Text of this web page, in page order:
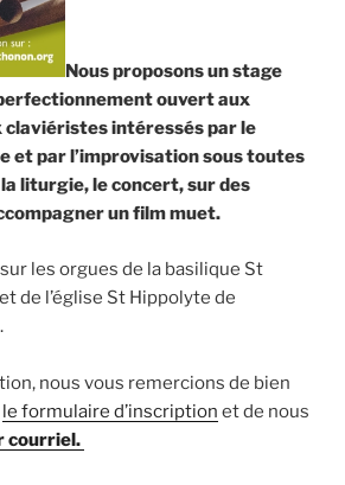
Nous proposons un stage
ouvert aux
intéressés par le
et par l’improvisation sous toutes
liturgie, le concert, sur des
un film muet.
les orgues de la basilique St
de l’église St Hippolyte de
nous vous remercions de bien
le formulaire d’inscription et de nous
courriel.